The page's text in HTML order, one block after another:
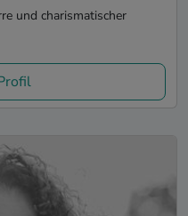
und charismatischer